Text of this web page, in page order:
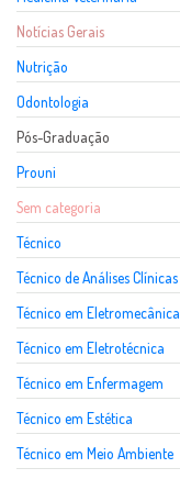
Notícias Gerais
Nutrição
Odontologia
Pós-Graduação
Prouni
Sem categoria
Técnico
Técnico de Análises Clínicas
Técnico em Eletromecânica
Técnico em Eletrotécnica
Técnico em Enfermagem
Técnico em Estética
Técnico em Meio Ambiente